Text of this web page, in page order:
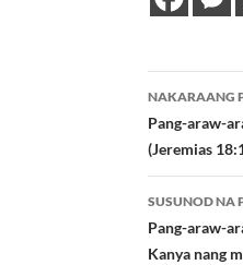
Post
NAKARAANG
Pang-araw-
(Jeremias
SUSUNOD NA
Pang-araw-
Kanya nang